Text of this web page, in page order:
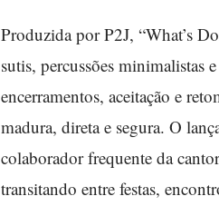
Produzida por P2J, “What’s
sutis, percussões minimalistas
encerramentos, aceitação e
madura, direta e segura. O
colaborador frequente da
transitando entre festas,